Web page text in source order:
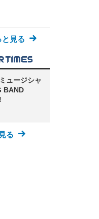
見る
ュージシャ
BAND
る